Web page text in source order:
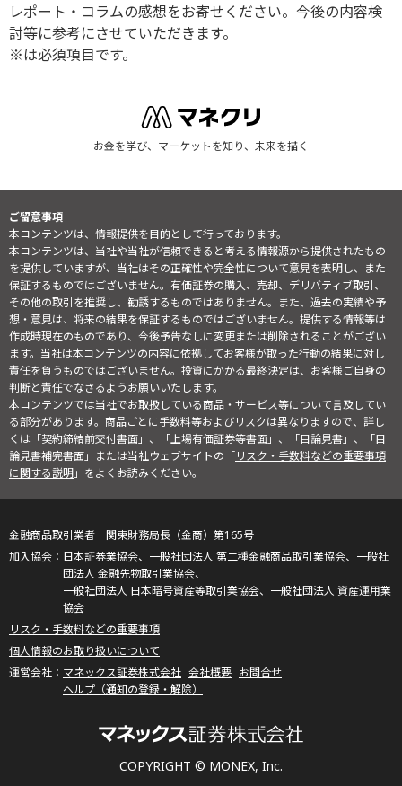
レポート・コラムの感想をお寄せください。今後の内容検
討等に参考にさせていただきます。
※は必須項目です。
お金を学び、マーケットを知り、未来を描く
ご留意事項
本コンテンツは、情報提供を目的として行っております。
本コンテンツは、当社や当社が信頼できると考える情報源から提供されたもの
を提供していますが、当社はその正確性や完全性について意見を表明し、また
保証するものではございません。有価証券の購入、売却、デリバティブ取引、
その他の取引を推奨し、勧誘するものではありません。また、過去の実績や予
想・意見は、将来の結果を保証するものではございません。提供する情報等は
作成時現在のものであり、今後予告なしに変更または削除されることがござい
ます。当社は本コンテンツの内容に依拠してお客様が取った行動の結果に対し
責任を負うものではございません。投資にかかる最終決定は、お客様ご自身の
判断と責任でなさるようお願いいたします。
本コンテンツでは当社でお取扱している商品・サービス等について言及してい
る部分があります。商品ごとに手数料等およびリスクは異なりますので、詳し
くは「契約締結前交付書面」、「上場有価証券等書面」、「目論見書」、「目
論見書補完書面」または当社ウェブサイトの「リスク・手数料などの重要事項
に関する説明」をよくお読みください。
COPYRIGHT © MONEX, Inc.
金融商品取引業者 関東財務局長（金商）第165号
日本証券業協会、一般社団法人 第二種金融商品取引業協会、一般社
団法人 金融先物取引業協会、
一般社団法人 日本暗号資産等取引業協会、一般社団法人 資産運用業
協会
リスク・手数料などの重要事項
個人情報のお取り扱いについて
マネックス証券株式会社 会社概要 お問合せ
ヘルプ（通知の登録・解除）